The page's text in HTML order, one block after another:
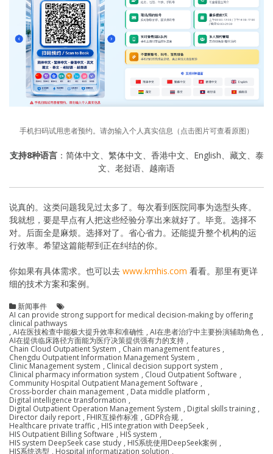
手机扫码试用患者预约。请勿输入个人真实信息（点击图片可查看原图）
支持8种语言：简体中文、繁体中文、香港中文、English、藏文、泰
文、老挝语、越南语
说真的。这类问题我见过太多了。每次看到医院同事为选型头疼。
我就想，要是早点有人把这些经验分享出来就好了。毕竟。选择不
对。后面全是麻烦。选择对了。省心省力。还能提升整个机构的运
行效率。希望这篇能帮到正在纠结的你。
你如果有具体需求。也可以去 www.kmhis.com 看看。那里有更详
细的技术方案和案例。
新闻事件
AI can provide strong support for medical decision-making by offering
clinical pathways
, AI在医技检查中能极大提升效率和准确性 , AI在患者治疗中主要扮演辅助角色 ,
AI在提供临床路径方面能为医疗决策提供强有力的支持 ,
Chain Cloud Outpatient System , Chain management features ,
Chengdu Outpatient Information Management System ,
Clinic Management system , Clinical decision support system ,
Clinical pharmacy information system , Cloud Outpatient Software ,
Community Hospital Outpatient Management Software ,
Cross-border chain management , Data middle platform ,
Digital intelligence transformation ,
Digital Outpatient Operation Management System , Digital skills training ,
Director daily report , FHIR互操作标准 , GDPR合规 ,
Healthcare private traffic , HIS integration with DeepSeek ,
HIS Outpatient Billing Software , HIS system ,
HIS system DeepSeek case study , HIS系统使用DeepSeek案例 ,
HIS系统选型 , Hospital informatization solution ,